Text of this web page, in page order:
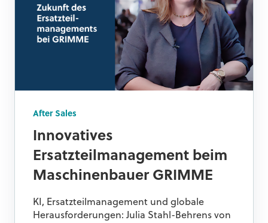
After Sales
Innovatives
Ersatzteilmanagement beim
Maschinenbauer GRIMME
KI, Ersatzteilmanagement und globale
Herausforderungen: Julia Stahl-Behrens von